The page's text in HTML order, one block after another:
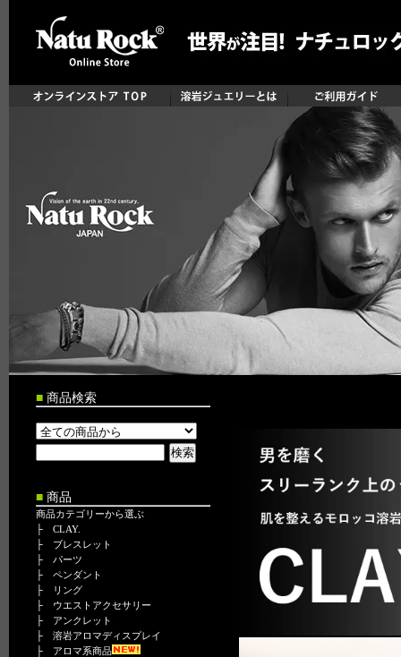
■ 商品検索
■ 商品
商品カテゴリーから選ぶ
├ CLAY.
├ ブレスレット
├ パーツ
├ ペンダント
├
リング
├ ウエストアクセサリー
├ アンクレット
├ 溶岩アロマディスプレイ
├ アロマ系商品